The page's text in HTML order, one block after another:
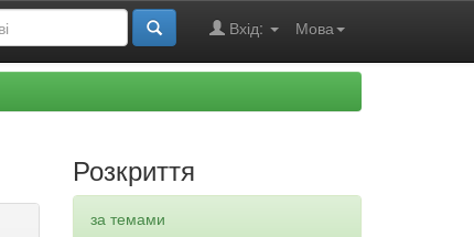
Мова
Вхід:
Розкриття
за темами